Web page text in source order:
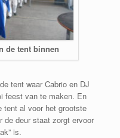
de tent binnen
tent waar Cabrio en DJ
feest van te maken. En
tent al voor het grootste
de deur staat zorgt ervoor
is.